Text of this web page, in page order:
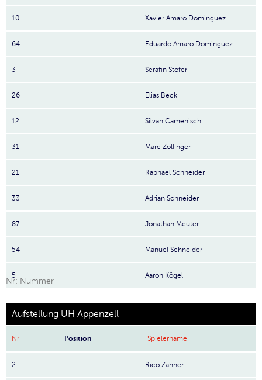
10 Xavier Amaro Dominguez
64 Eduardo Amaro Dominguez
3 Serafin Stofer
26 Elias Beck
12 Silvan Camenisch
31 Marc Zollinger
21 Raphael Schneider
33 Adrian Schneider
87 Jonathan Meuter
54 Manuel Schneider
5 Aaron Kögel
Nr: Nummer
Aufstellung UH Appenzell
Nr Position Spielername
2 Rico Zahner